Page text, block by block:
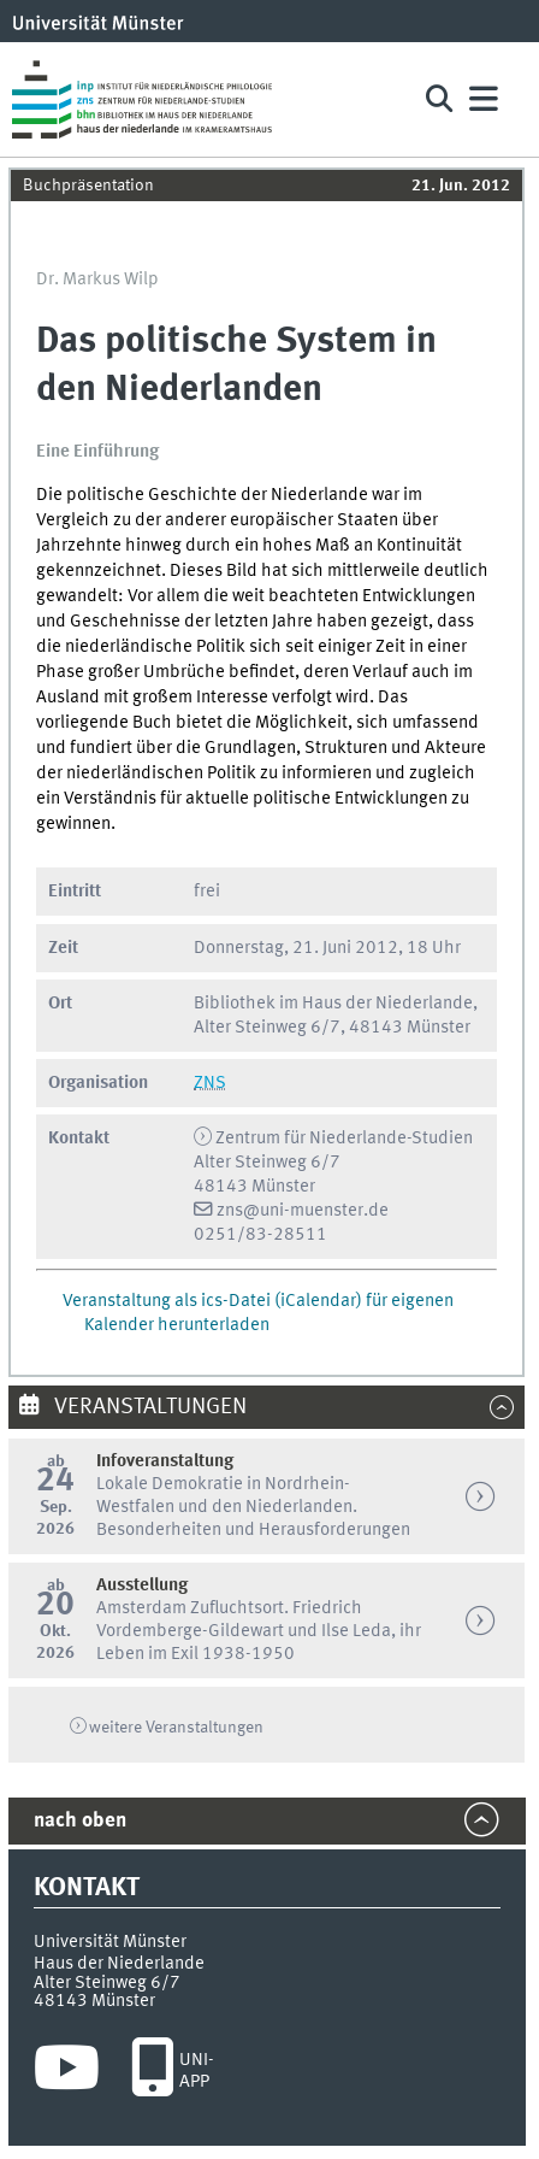
Buchpräsentation 21. Jun. 2012
Dr. Markus Wilp
Das politische System in
den Niederlanden
Eine Einführung
Die politische Geschichte der Niederlande war im
Vergleich zu der anderer europäischer Staaten über
Jahrzehnte hinweg durch ein hohes Maß an Kontinuität
gekennzeichnet. Dieses Bild hat sich mittlerweile deutlich
gewandelt: Vor allem die weit beachteten Entwicklungen
und Geschehnisse der letzten Jahre haben gezeigt, dass
die niederländische Politik sich seit einiger Zeit in einer
Phase großer Umbrüche befindet, deren Verlauf auch im
Ausland mit großem Interesse verfolgt wird. Das
vorliegende Buch bietet die Möglichkeit, sich umfassend
und fundiert über die Grundlagen, Strukturen und Akteure
der niederländischen Politik zu informieren und zugleich
ein Verständnis für aktuelle politische Entwicklungen zu
gewinnen.
Eintritt frei
Zeit Donnerstag, 21. Juni 2012, 18 Uhr
Ort
Bibliothek im Haus der Niederlande,
Alter Steinweg 6/7, 48143 Münster
Organisation ZNS
Kontakt
Zentrum für Niederlande-Studien
Alter Steinweg 6/7
48143 Münster
zns@uni-muenster.de
0251/83-28511
Veranstaltung als ics-Datei (iCalendar) für eigenen
Kalender herunterladen
VERANSTALTUNGEN
ab
24
Sep.
2026
Infoveranstaltung
Lokale Demokratie in Nordrhein-
Westfalen und den Niederlanden.
Besonderheiten und Herausforderungen
ab
20
Okt.
2026
Ausstellung
Amsterdam Zufluchtsort. Friedrich
Vordemberge-Gildewart und Ilse Leda, ihr
Leben im Exil 1938-1950
weitere Veranstaltungen
nach oben
KONTAKT
Universität Münster
Haus der Niederlande
Alter Steinweg 6/7
48143 Münster
UNI-
APP